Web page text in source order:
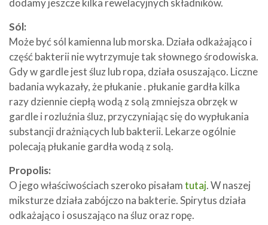
dodamy jeszcze kilka rewelacyjnych składników.
Sól:
Może być sól kamienna lub morska. Działa odkażająco i
część bakterii nie wytrzymuje tak słownego środowiska.
Gdy w gardle jest śluz lub ropa, działa osuszająco. Liczne
badania wykazały, że płukanie . płukanie gardła kilka
razy dziennie ciepłą wodą z solą zmniejsza obrzęk w
gardle i rozluźnia śluz, przyczyniając się do wypłukania
substancji drażniących lub bakterii. Lekarze ogólnie
polecają płukanie gardła wodą z solą.
Propolis:
O jego właściwościach szeroko pisałamtutaj. W naszej
miksturze działa zabójczo na bakterie. Spirytus działa
odkażająco i osuszająco na śluz oraz ropę.